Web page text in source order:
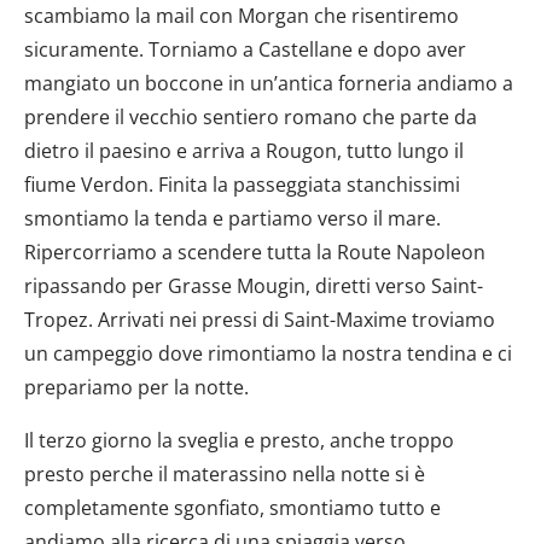
scambiamo la mail con Morgan che risentiremo
sicuramente. Torniamo a Castellane e dopo aver
mangiato un boccone in un’antica forneria andiamo a
prendere il vecchio sentiero romano che parte da
dietro il paesino e arriva a Rougon, tutto lungo il
fiume Verdon. Finita la passeggiata stanchissimi
smontiamo la tenda e partiamo verso il mare.
Ripercorriamo a scendere tutta la Route Napoleon
ripassando per Grasse Mougin, diretti verso Saint-
Tropez. Arrivati nei pressi di Saint-Maxime troviamo
un campeggio dove rimontiamo la nostra tendina e ci
prepariamo per la notte.
Il terzo giorno la sveglia e presto, anche troppo
presto perche il materassino nella notte si è
completamente sgonfiato, smontiamo tutto e